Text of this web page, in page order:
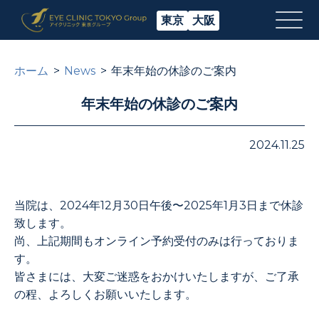
東京 大阪
ホーム News 年末年始の休診のご案内
年末年始の休診のご案内
2024.11.25
当院は、2024年12月30日午後〜2025年1月3日まで休診
致します。
尚、上記期間もオンライン予約受付のみは行っておりま
す。
皆さまには、大変ご迷惑をおかけいたしますが、ご了承
の程、よろしくお願いいたします。